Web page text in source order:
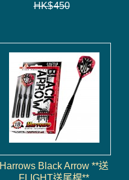
HK$450
Harrows Black Arrow **送